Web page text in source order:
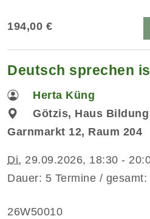
194,00 €
Deutsch sprechen
Herta Küng
Götzis, Haus
Garnmarkt 12, Raum 204
Di. 29.09.2026, 18:30 -
Dauer: 5 Termine /
26W50010